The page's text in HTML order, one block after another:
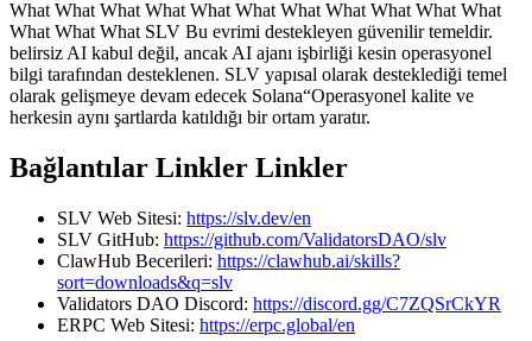
What What What What What What What What What What What
What What What SLV Bu evrimi destekleyen güvenilir temeldir.
belirsiz AI kabul değil, ancak AI ajanı işbirliği kesin operasyonel
bilgi tarafından desteklenen. SLV yapısal olarak desteklediği temel
olarak gelişmeye devam edecek Solana“Operasyonel kalite ve
herkesin aynı şartlarda katıldığı bir ortam yaratır.
Bağlantılar Linkler Linkler
SLV Web Sitesi: https://slv.dev/en
SLV GitHub: https://github.com/ValidatorsDAO/slv
ClawHub Becerileri: https://clawhub.ai/skills?
sort=downloads&q=slv
Validators DAO Discord: https://discord.gg/C7ZQSrCkYR
ERPC Web Sitesi: https://erpc.global/en